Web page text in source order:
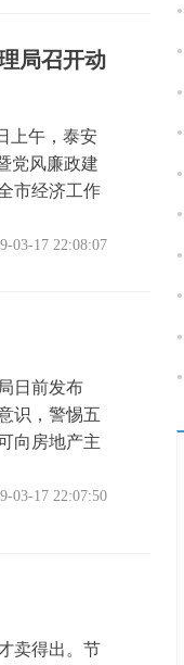
局召开动
上午，泰安
党风廉政建
市经济工作
03-17 22:08:07
日前发布
识，警惕五
向房地产主
03-17 22:07:50
卖得出。节